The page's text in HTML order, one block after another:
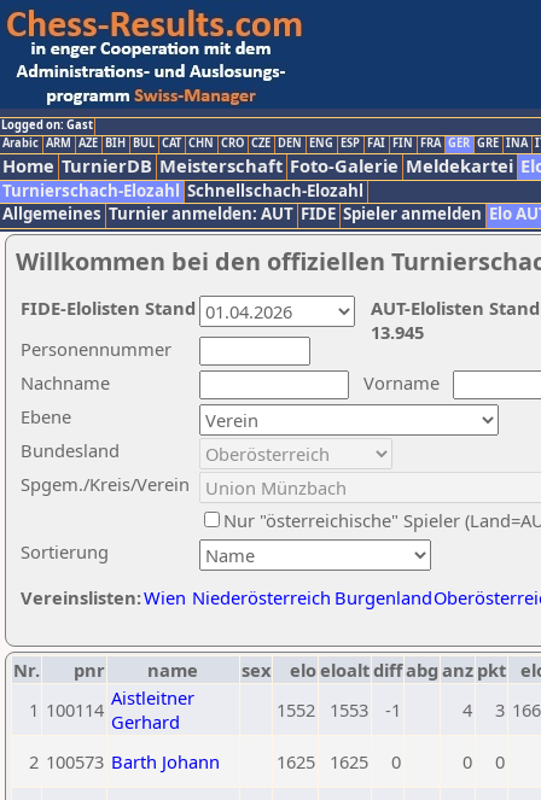
Logged on: Gast
Arabic ARM AZE BIH BUL CAT CHN CRO CZE DEN ENG ESP FAI FIN FRA GER GRE INA
Home TurnierDB Meisterschaft Foto-Galerie Meldekartei
Turnierschach-Elozahl Schnellschach-Elozahl
Allgemeines Turnier anmelden: AUT FIDE Spieler anmelden Elo
Willkommen bei den offiziellen
Nachname
Vorname
Ebene
Sortierung
Personennummer
Bundesland
Spgem./Kreis/Verein
Nur "österreichische" Spieler
Vereinslisten:Wien Niederösterreich Burgenland
AUT-Elolisten
13.945
FIDE-Elolisten Stand
Nr. pnr name sex eloeloaltdiffabg anz pkt
1 100114 Aistleitner
Gerhard
1552 1553 -1 4 3
2 100573 Barth Johann 1625 1625 0 0 0